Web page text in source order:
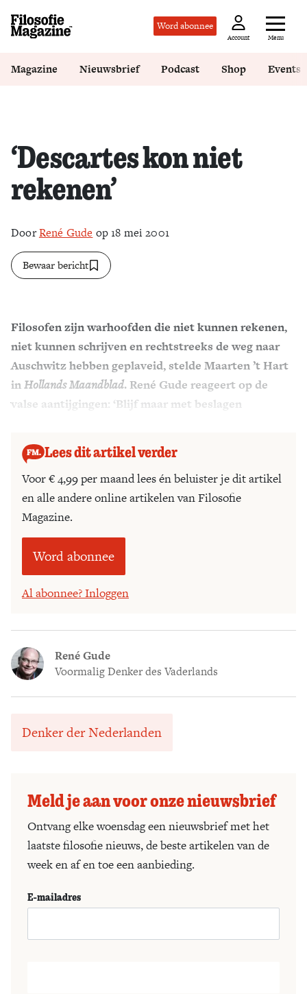
Word abonnee
Account Menu
Zoek
Magazine Nieuwsbrief Podcast Shop Events
‘Descartes kon niet
rekenen’
DoorRené Gude op 18 mei 2001
Bewaar bericht
Filosofen zijn warhoofden die niet kunnen rekenen,
niet kunnen schrijven en rechtstreeks de weg naar
Auschwitz hebben geplaveid, stelde Maarten ’t Hart
inHollands Maandblad. René Gude reageert op de
valse aantijgingen: ‘Blijf maar met beslagen
Lees dit artikel verder
Voor € 4,99 per maand lees én beluister je dit artikel
en alle andere online artikelen van Filosofie
Magazine.
Word abonnee
Al abonnee? Inloggen
René Gude
Voormalig Denker des Vaderlands
Denker der Nederlanden
Meld je aan voor onze nieuwsbrief
Ontvang elke woensdag een nieuwsbrief met het
laatste filosofie nieuws, de beste artikelen van de
week en af en toe een aanbieding.
E-mailadres